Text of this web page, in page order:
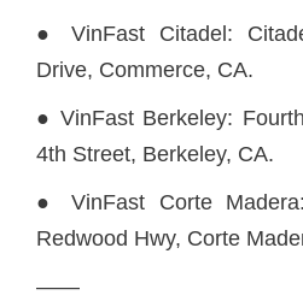
● VinFast Citadel:
Drive, Commerce, CA.
● VinFast Berkeley:
4th Street, Berkeley, CA.
● VinFast Corte
Redwood Hwy, Corte
——